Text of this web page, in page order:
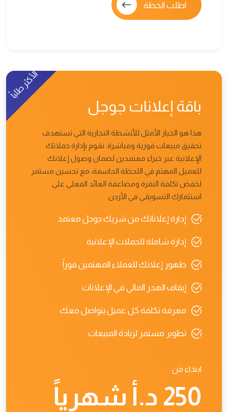
اطلب الخطة
الأكثر طلباً
باقة إعلانات جوجل
هذا هو الخيار الأمثل للأنشطة التجارية التي تستهدف
تحقيق مبيعات فورية ومباشرة. نقوم بإدارة حملاتك
الإعلانية عبر خبراء معتمدين لضمان وصول إعلانك
للعميل المهتم في اللحظة الحاسمة، مع تحسين مستمر
لخفض تكلفة النقرة ومضاعفة العائد الفعلي على
استثمارك التسويقي في الأردن.
إدارة إعلاناتك من شريك جوجل معتمد
إدارة شاملة للحملات الإعلانية
ظهور إعلانك للعملاء المهتمين فوراً
إيقاف الهدر المالي في الإعلانات
معرفة تكلفة كل عميل يتواصل معك
تطوير مستمر لزيادة المبيعات
ابتداء من
250 د.أ شهرياً